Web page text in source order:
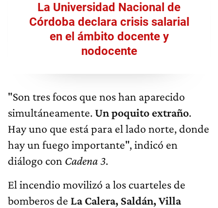
La Universidad Nacional de
Córdoba declara crisis salarial
en el ámbito docente y
nodocente
"Son tres focos que nos han aparecido
simultáneamente.Un poquito extraño.
Hay uno que está para el lado norte, donde
hay un fuego importante", indicó en
diálogo con Cadena 3.
El incendio movilizó a los cuarteles de
bomberos de La Calera, Saldán, Villa